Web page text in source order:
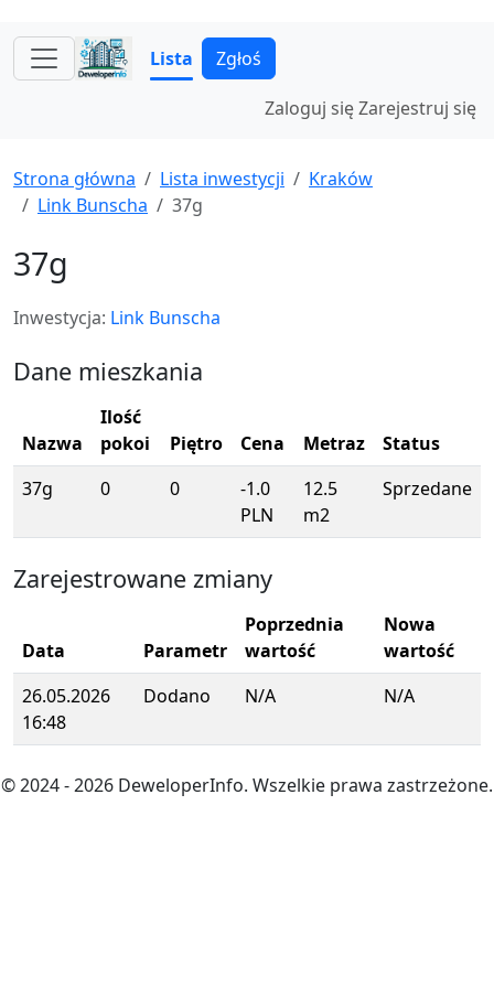
Lista Zgłoś
Zaloguj sięZarejestruj się
Strona główna Lista inwestycji
Kraków
Link Bunscha
37g
37g
Inwestycja: Link Bunscha
Dane mieszkania
Nazwa
Ilość
pokoi
Piętro Cena Metraz
Status
37g
0 0
-1.0
PLN
12.5
m2
Sprzedane
Zarejestrowane zmiany
Data Parametr
Poprzednia
wartość
Nowa
wartość
26.05.2026
16:48
Dodano N/A N/A
© 2024- 2026 DeweloperInfo. Wszelkie prawa zastrzeżone.